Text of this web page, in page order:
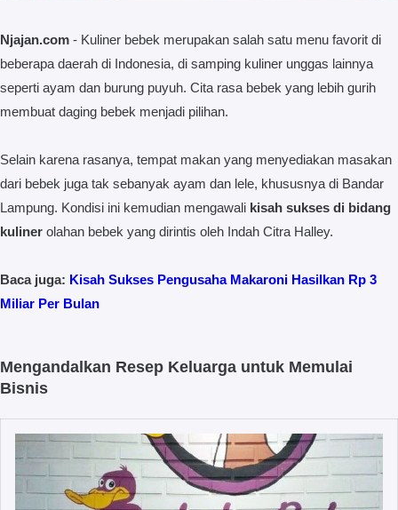
Njajan.com - Kuliner bebek merupakan salah satu menu favorit di
beberapa daerah di Indonesia, di samping kuliner unggas lainnya
seperti ayam dan burung puyuh. Cita rasa bebek yang lebih gurih
membuat daging bebek menjadi pilihan.
Selain karena rasanya, tempat makan yang menyediakan masakan
dari bebek juga tak sebanyak ayam dan lele, khususnya di Bandar
Lampung. Kondisi ini kemudian mengawali kisah sukses di bidang
kuliner olahan bebek yang dirintis oleh Indah Citra Halley.
Baca juga: Kisah Sukses Pengusaha Makaroni Hasilkan Rp 3
Miliar Per Bulan
Mengandalkan Resep Keluarga untuk Memulai
Bisnis